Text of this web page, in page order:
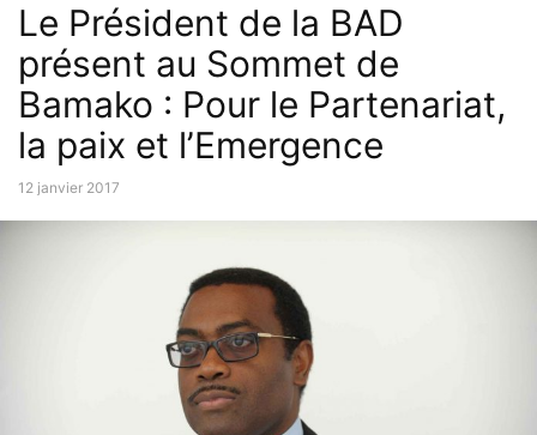
Le Président de la BAD
présent au Sommet de
Bamako : Pour le Partenariat,
la paix et l’Emergence
12 janvier 2017